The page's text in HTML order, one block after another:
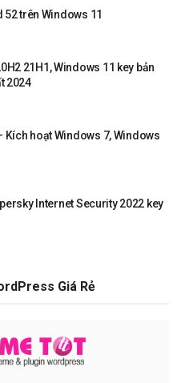
52 trên Windows 11
21H1, Windows 11 key bản
2024
hoạt Windows 7, Windows
Internet Security 2022 key
Giá Rẻ